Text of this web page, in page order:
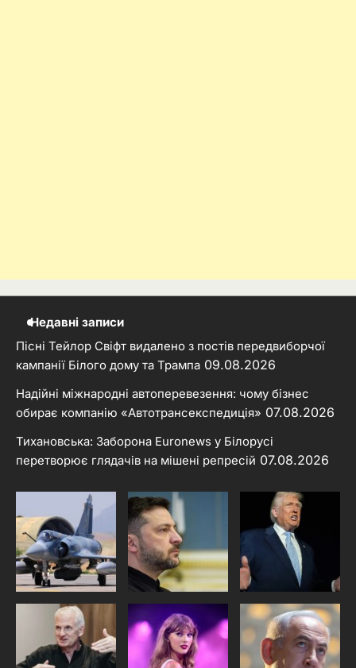
Недавні записи
Пісні Тейлор Свіфт видалено з постів передвиборчої
кампанії Білого дому та Трампа 09.08.2026
Надійні міжнародні автоперевезення: чому бізнес
обирає компанію «Автотрансекспедиція» 07.08.2026
Тихановська: Заборона Euronews у Білорусі
перетворює глядачів на мішені репресій 07.08.2026